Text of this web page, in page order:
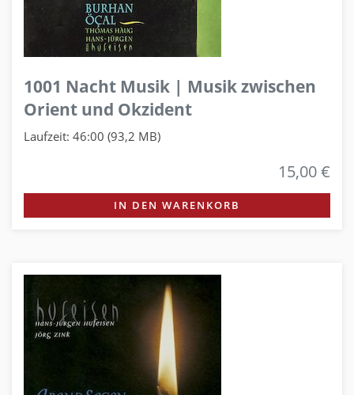
1001 Nacht Musik | Musik zwischen
Orient und Okzident
Laufzeit: 46:00 (93,2 MB)
15,00 €
IN DEN WARENKORB